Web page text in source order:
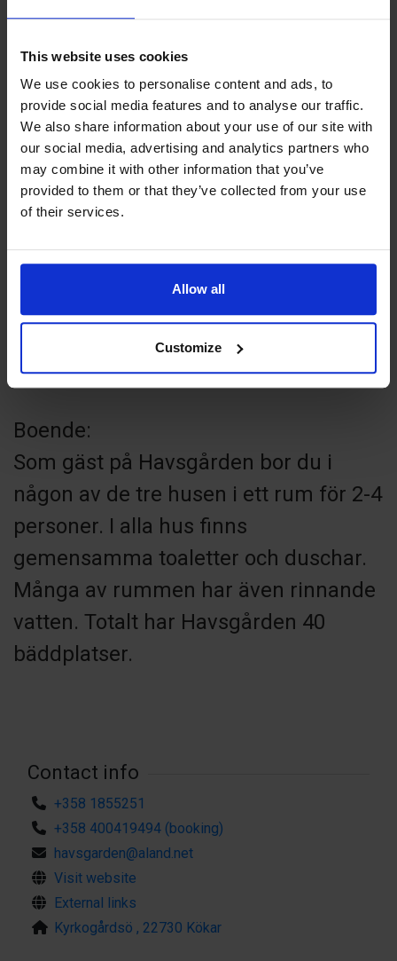
This website uses cookies
We use cookies to personalise content and ads, to
provide social media features and to analyse our traffic.
We also share information about your use of our site with
our social media, advertising and analytics partners who
may combine it with other information that you’ve
provided to them or that they’ve collected from your use
of their services.
Allow all
Customize
karga berg och vackra klippor.
Här på Kyrkogårdsö har mycket hänt
under de gångna åren - alltifrån
officiella ”statsbesök” såsom
fisketurer med Finlands president
Kekkonen till historier vi inte kan
hit berättar Markus mer än gärna om
Boende:
Som gäst på Havsgården bor du i
någon av de tre husen i ett rum för 2-4
personer. I alla hus finns
gemensamma toaletter och duschar.
Många av rummen har även rinnande
vatten. Totalt har Havsgården 40
bäddplatser.
Contact info
+358 1855251
+358 400419494 (booking)
havsgarden@aland.net
Visit website
External links
Kyrkogårdsö , 22730 Kökar